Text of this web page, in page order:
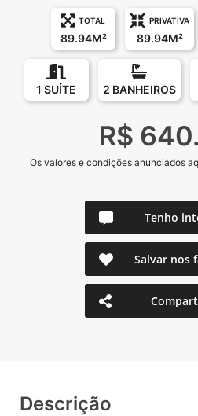
TOTAL
89.94M²
PRIVATIVA
89.94M²
1 SUÍTE 2 BANHEIROS
R$
Os valores e condições anunciados
Tenho
Salvar nos
Descrição